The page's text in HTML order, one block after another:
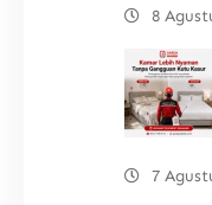
8
7